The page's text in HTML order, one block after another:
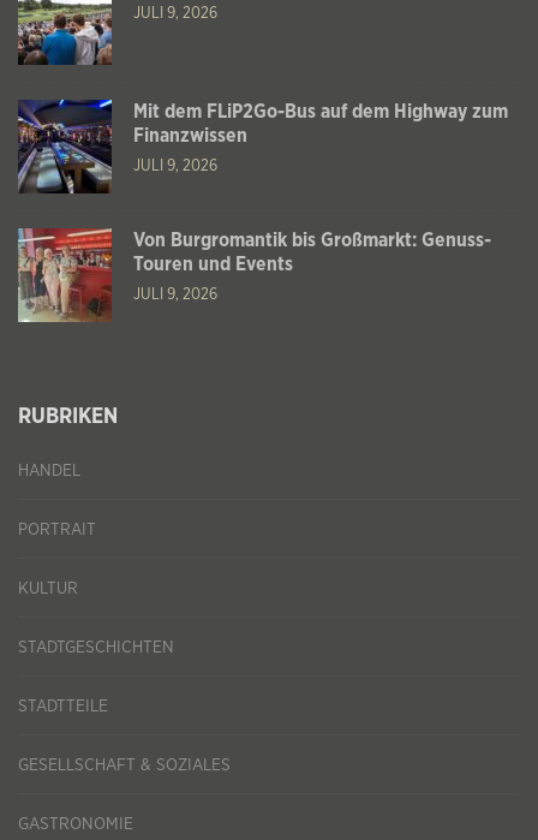
JULI 9, 2026
Mit dem FLiP2Go-Bus auf dem Highway zum
Finanzwissen
JULI 9, 2026
Von Burgromantik bis Großmarkt: Genuss-
Touren und Events
JULI 9, 2026
RUBRIKEN
HANDEL
PORTRAIT
KULTUR
STADTGESCHICHTEN
STADTTEILE
GESELLSCHAFT & SOZIALES
GASTRONOMIE